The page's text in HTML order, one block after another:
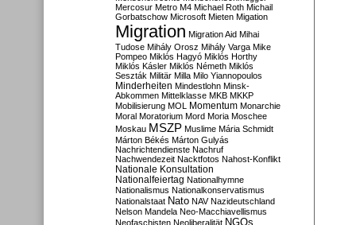
Mercosur Metro M4 Michael Roth Michail
Gorbatschow Microsoft Mieten Migation
Migration Migration Aid Mihai
Tudose Mihály Orosz Mihály Varga Mike
Pompeo Miklós Hagyó Miklós Horthy
Miklós Kásler Miklós Németh Miklós
Seszták Militär Milla Milo Yiannopoulos
Minderheiten Mindestlohn Minsk-
Abkommen Mittelklasse MKB MKKP
Mobilisierung MOL Momentum Monarchie
Moral Moratorium Mord Moria Moschee
Moskau MSZP Muslime Mária Schmidt
Márton Békés Márton Gulyás
Nachrichtendienste Nachruf
Nachwendezeit Nacktfotos Nahost-Konflikt
Nationale Konsultation
Nationalfeiertag Nationalhymne
Nationalismus Nationalkonservatismus
Nationalstaat Nato NAV Nazideutschland
Nelson Mandela Neo-Macchiavellismus
Neofaschisten Neoliberalität NGOs